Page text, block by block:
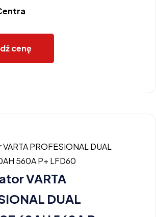
cenę
VARTA
DUAL